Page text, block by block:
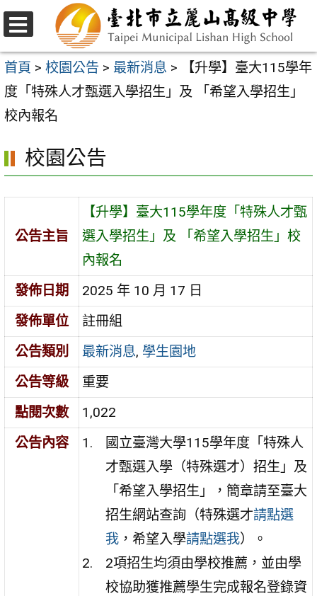
跳
至
主
要
內
區
選
單
首頁 > 校園公告 > 最新消息 >
【升學】臺大115學年
度「特殊人才甄選入學招生」及 「希望入學招生」
校內報名
校園公告
公告主旨
【升學】臺大115學年度「特殊人才甄
選入學招生」及 「希望入學招生」校
內報名
發佈日期
2025 年 10 月 17 日
發佈單位
註冊組
公告類別
最新消息, 學生園地
公告等級
重要
點閱次數
1,022
公告內容
國立臺灣大學115學年度「特殊人
才甄選入學（特殊選才）招生」及
「希望入學招生」，簡章請至臺大
招生網站查詢（特殊選才請點選
我，希望入學請點選我）。
2項招生均須由學校推薦，並由學
校協助獲推薦學生完成報名登錄資